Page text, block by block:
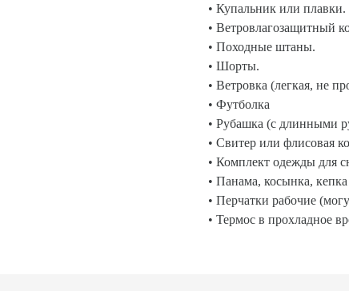
• Купальник или плавки.
• Ветровлагозащитный
• Походные штаны.
• Шорты.
• Ветровка (легкая, не
• Футболка
• Рубашка (с длинными
• Свитер или флисовая
• Комплект одежды для
• Панама, косынка,
• Перчатки рабочие
• Термос в прохладное